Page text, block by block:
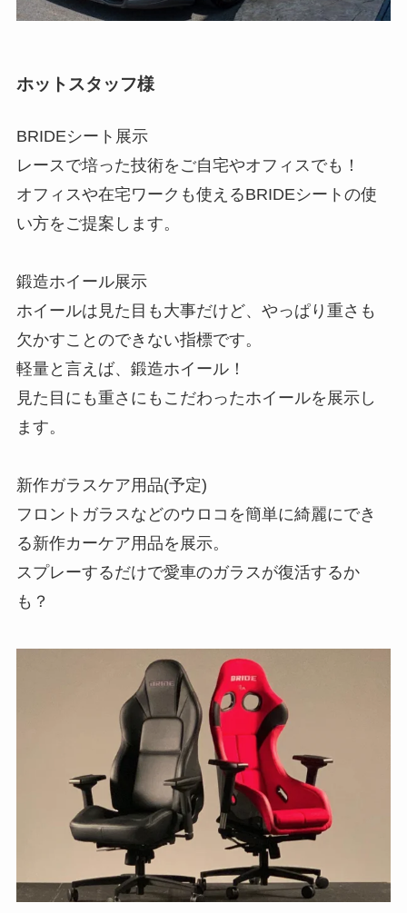
ホットスタッフ様
BRIDEシート展示
レースで培った技術をご自宅やオフィスでも！
オフィスや在宅ワークも使えるBRIDEシートの使
い方をご提案します。
鍛造ホイール展示
ホイールは見た目も大事だけど、やっぱり重さも
欠かすことのできない指標です。
軽量と言えば、鍛造ホイール！
見た目にも重さにもこだわったホイールを展示し
ます。
新作ガラスケア用品(予定)
フロントガラスなどのウロコを簡単に綺麗にでき
る新作カーケア用品を展示。
スプレーするだけで愛車のガラスが復活するか
も？